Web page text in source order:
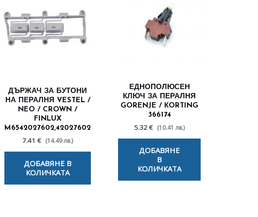
ДЪРЖАЧ ЗА БУТОНИ
НА ПЕРАЛНЯ VESTEL /
NEO / CROWN /
FINLUX
M6542027602,42027602
7.41 € (14.49 лв.)
ДОБАВЯНЕ В
КОЛИЧКАТА
ЕДНОПОЛЮСЕН
КЛЮЧ ЗА ПЕРАЛНЯ
GORENJE / КORTING
366174
5.32 € (10.41 лв.)
ДОБАВЯНЕ
В
КОЛИЧКАТА